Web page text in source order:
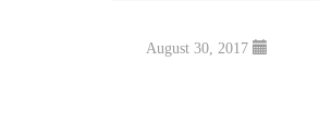
August 30, 2017